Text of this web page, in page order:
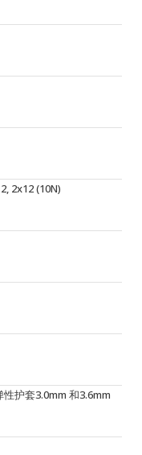
2x12 (10N)
性护套3.0mm 和3.6mm